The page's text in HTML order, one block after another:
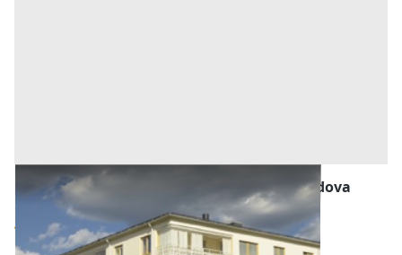
Abitazione di Tipo Economico all'asta a Padova
Bagnoli di Sopra (Padova)
Offerta minima
40.500 € 54.000 €